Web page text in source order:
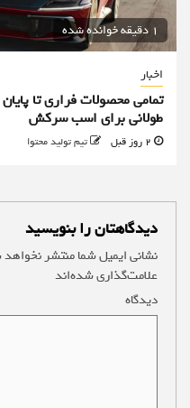
1 دقیقه خوانده شده
اخبار
طولانی برای اسب سرکش
تیم تولید محتوا
دیدگاهتان را بنویسید
نشانی ایمیل شما منتشر
علامت‌گذاری شده‌اند
دیدگاه